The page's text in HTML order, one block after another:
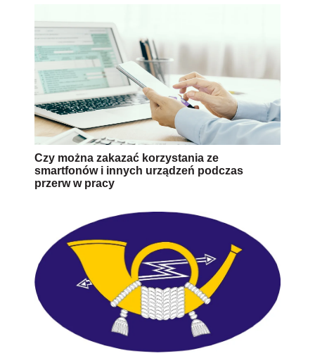
Czy można zakazać korzystania ze
smartfonów i innych urządzeń podczas
przerw w pracy